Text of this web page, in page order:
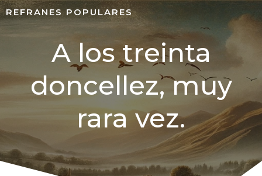
REFRANES POPULARES
A los treinta
doncellez, muy
rara vez.